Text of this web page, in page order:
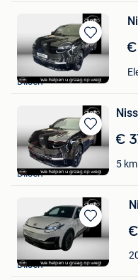
Bewaren
in
Mijn
Favorieten
€
Di Nitto Dilsen
Dilsen
Bewaren
in
Mijn
Favorieten
€
5 km
Di Nitto Dilsen
Dilsen
Bewaren
in
Favorieten
Di Nitto Dilsen
Dilsen